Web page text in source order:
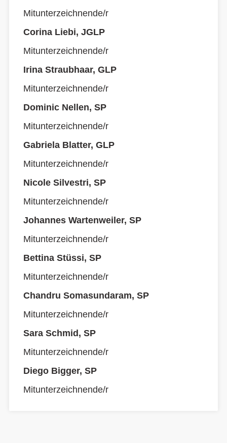
Mitunterzeichnende/r
Corina Liebi, JGLP
Mitunterzeichnende/r
Irina Straubhaar, GLP
Mitunterzeichnende/r
Dominic Nellen, SP
Mitunterzeichnende/r
Gabriela Blatter, GLP
Mitunterzeichnende/r
Nicole Silvestri, SP
Mitunterzeichnende/r
Johannes Wartenweiler, SP
Mitunterzeichnende/r
Bettina Stüssi, SP
Mitunterzeichnende/r
Chandru Somasundaram, SP
Mitunterzeichnende/r
Sara Schmid, SP
Mitunterzeichnende/r
Diego Bigger, SP
Mitunterzeichnende/r